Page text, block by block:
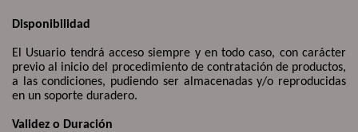
Disponibilidad
El Usuario tendrá acceso siempre y en todo caso, con carácter
previo al inicio del procedimiento de contratación de productos,
a las condiciones, pudiendo ser almacenadas y/o reproducidas
en un soporte duradero.
Validez o Duración